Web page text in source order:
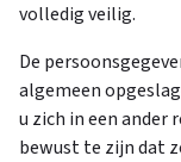
volledig veilig.
De
algemeen
u zich in een ander
bewust te zijn dat